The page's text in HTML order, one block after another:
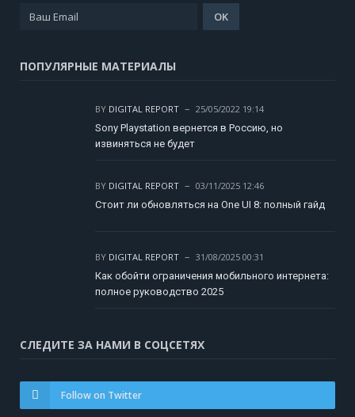
ПОПУЛЯРНЫЕ МАТЕРИАЛЫ
BY DIGITAL REPORT
25/05/2022 19:14
Sony Playstation вернется в Россию, но
извиняться не будет
BY DIGITAL REPORT
03/11/2025 12:46
Стоит ли обновляться на One UI 8: полный гайд
BY DIGITAL REPORT
31/08/2025 00:31
Как обойти ограничения мобильного интернета:
полное руководство 2025
СЛЕДИТЕ ЗА НАМИ В СОЦСЕТЯХ
Follow on Twitter